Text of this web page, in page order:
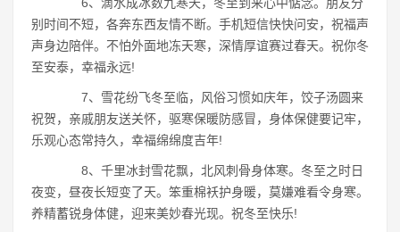
别时间不短，各奔东西友情不断。手机短信快快问安，祝福声
声身边陪伴。不怕外面地冻天寒，深情厚谊赛过春天。祝你冬
至安泰，幸福永远!
7、雪花纷飞冬至临，风俗习惯如庆年，饺子汤圆来
祝贺，亲戚朋友送关怀，驱寒保暖防感冒，身体保健要记牢，
乐观心态常持久，幸福绵绵度吉年!
8、千里冰封雪花飘，北风刺骨身体寒。冬至之时日
夜变，昼夜长短变了天。笨重棉袄护身暖，莫嫌难看令身寒。
养精蓄锐身体健，迎来美妙春光现。祝冬至快乐!